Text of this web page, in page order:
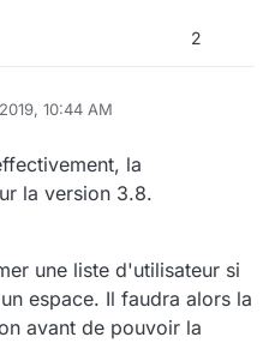
2
10:44 AM
la
la version 3.8.
une liste d'utilisateur si
espace. Il faudra alors la
avant de pouvoir la